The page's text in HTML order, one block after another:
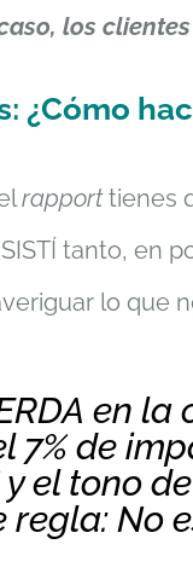
los
¿Cómo
rapporttienes
tanto, en
lo que
en
7% de
y el tono
regla: No